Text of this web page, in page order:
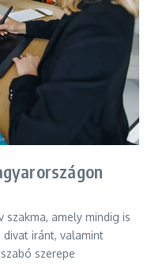
szakma, amely mindig is
iránt, valamint
szerepe